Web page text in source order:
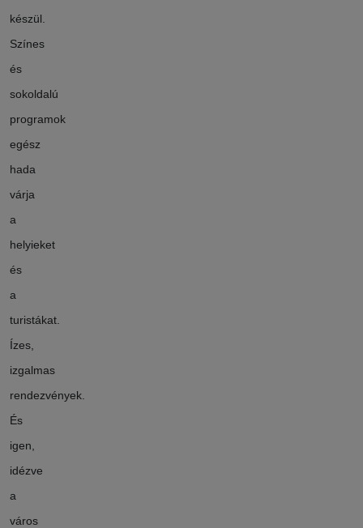
készül.
Színes
és
sokoldalú
programok
egész
hada
várja
a
helyieket
és
a
turistákat.
Ízes,
izgalmas
rendezvények.
És
igen,
idézve
a
város